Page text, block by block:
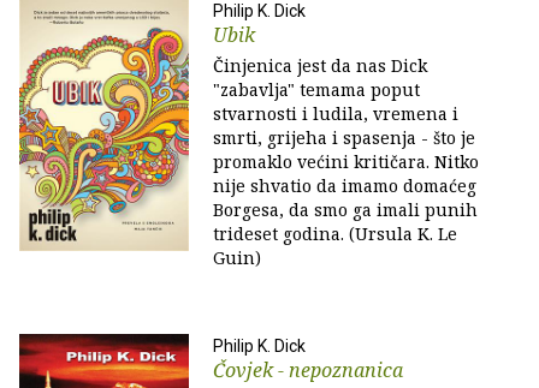
Philip K. Dick
Ubik
Činjenica jest da nas Dick
"zabavlja" temama poput
stvarnosti i ludila, vremena i
smrti, grijeha i spasenja - što je
promaklo većini kritičara. Nitko
nije shvatio da imamo domaćeg
Borgesa, da smo ga imali punih
trideset godina. (Ursula K. Le
Guin)
Philip K. Dick
Čovjek - nepoznanica